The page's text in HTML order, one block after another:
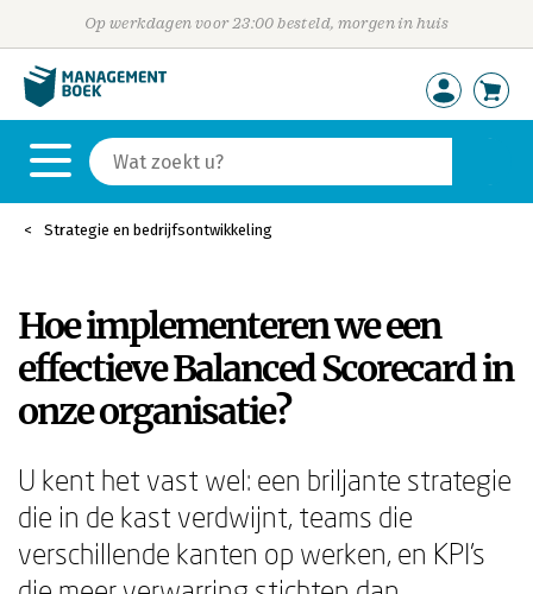
Op werkdagen voor 23:00 besteld, morgen in huis
Strategie en bedrijfsontwikkeling
Hoe implementeren we een
effectieve Balanced Scorecard in
onze organisatie?
U kent het vast wel: een briljante strategie
die in de kast verdwijnt, teams die
verschillende kanten op werken, en KPI's